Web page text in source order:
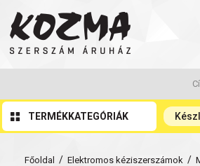
TERMÉKKATEGÓRIÁK
Főoldal / Elektromos kéziszerszámok /